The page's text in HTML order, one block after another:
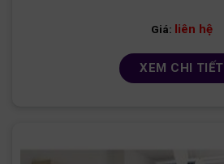
Giá: liên hệ
XEM CHI TIẾT